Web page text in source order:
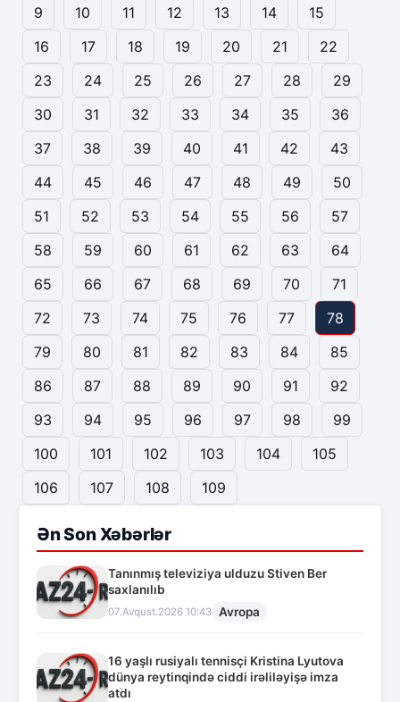
9 10 11 12 13 14
15
16
17 18 19 20 21
22
23
24 25 26 27 28
29
30
31 32 33 34 35
36
37
38 39 40 41 42
43
44
45 46 47 48 49
50
51
52 53 54 55 56
57
58
59 60 61 62 63
64
65
66 67 68 69 70
71
72
73 74 75 76 77
78
79
80 81 82 83 84
85
86
87 88 89 90 91
92
93
94 95 96 97 98
99
100
101 102 103 104
105
106
107 108 109
Ən Son Xəbərlər
Tanınmış televiziya ulduzu Stiven Ber
saxlanılıb
07.Avqust.2026 10:43 Avropa
16 yaşlı rusiyalı tennisçi Kristina Lyutova
dünya reytinqində ciddi irəliləyişə imza
atdı